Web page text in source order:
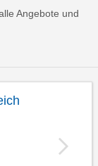
Angebote und